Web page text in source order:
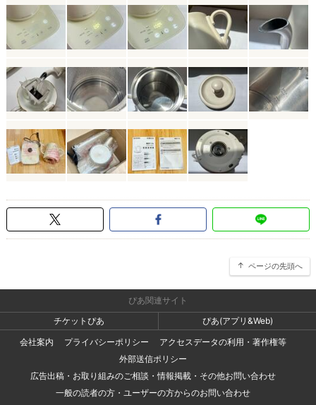
ページの先頭へ
ぴあ関連サイト
チケットぴあ
ぴあ(アプリ&Web)
会社案内
プライバシーポリシー
アクセスデータの利用・著作権等
外部送信ポリシー
広告出稿・お取り組みのご相談・情報掲載・その他お問い合わせ
一般の読者の方・ユーザーの方からのお問い合わせ